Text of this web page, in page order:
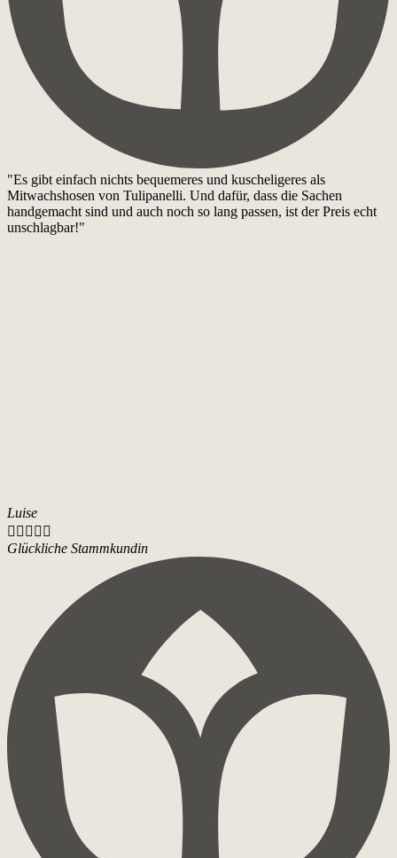
"Es gibt einfach nichts bequemeres und kuscheligeres als
Mitwachshosen von Tulipanelli. Und dafür, dass die Sachen
handgemacht sind und auch noch so lang passen, ist der Preis echt
unschlagbar!"
Luise
    
Glückliche Stammkundin